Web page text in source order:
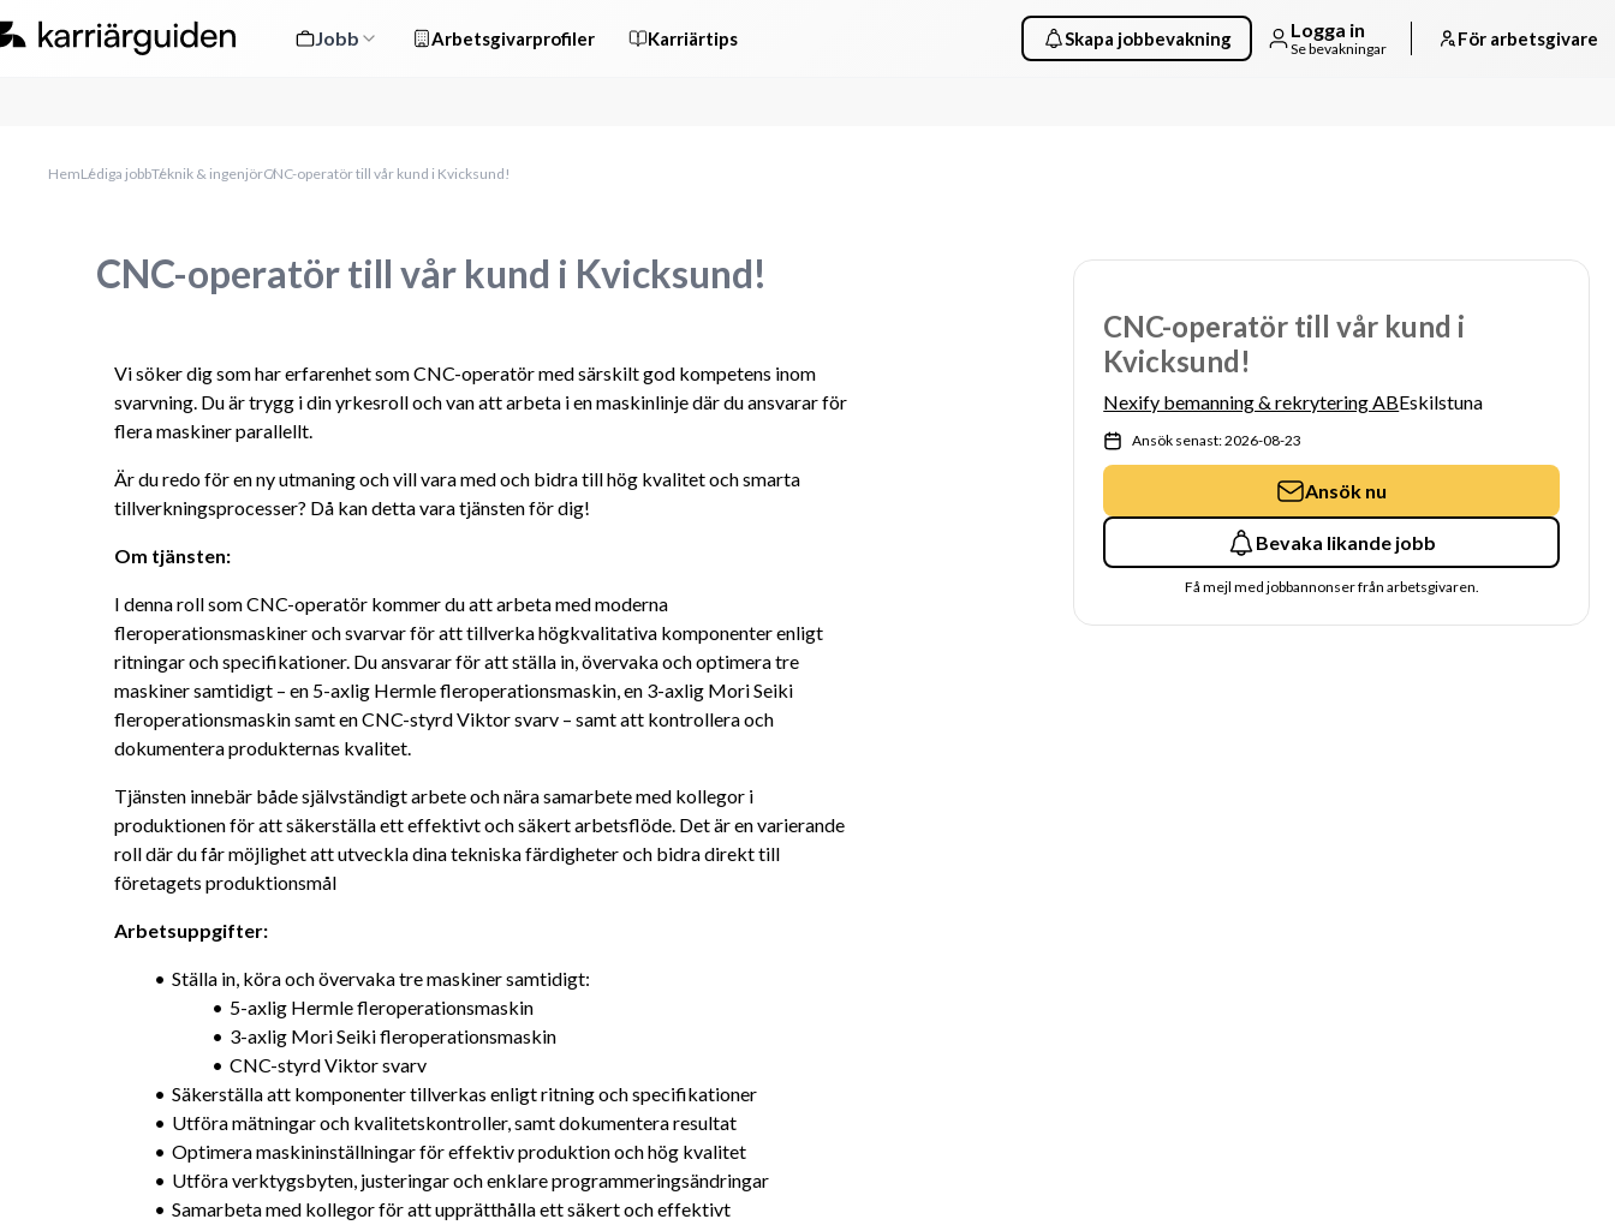
Jobb Arbetsgivarprofiler Karriärtips Skapa jobbevakning Logga in
Se bevakningar För arbetsgivare
HemLediga jobbTeknik & ingenjörCNC-operatör till vår kund i Kvicksund!
CNC-operatör till vår kund i Kvicksund!
Vi söker dig som har erfarenhet som CNC-operatör med särskilt god kompetens inom
svarvning. Du är trygg i din yrkesroll och van att arbeta i en maskinlinje där du ansvarar för
flera maskiner parallellt.
Är du redo för en ny utmaning och vill vara med och bidra till hög kvalitet och smarta
tillverkningsprocesser? Då kan detta vara tjänsten för dig!
Om tjänsten:
I denna roll som CNC-operatör kommer du att arbeta med moderna
fleroperationsmaskiner och svarvar för att tillverka högkvalitativa komponenter enligt
ritningar och specifikationer. Du ansvarar för att ställa in, övervaka och optimera tre
maskiner samtidigt – en 5-axlig Hermle fleroperationsmaskin, en 3-axlig Mori Seiki
fleroperationsmaskin samt en CNC-styrd Viktor svarv – samt att kontrollera och
dokumentera produkternas kvalitet.
Tjänsten innebär både självständigt arbete och nära samarbete med kollegor i
produktionen för att säkerställa ett effektivt och säkert arbetsflöde. Det är en varierande
roll där du får möjlighet att utveckla dina tekniska färdigheter och bidra direkt till
företagets produktionsmål
Arbetsuppgifter:
Ställa in, köra och övervaka tre maskiner samtidigt:
5-axlig Hermle fleroperationsmaskin
3-axlig Mori Seiki fleroperationsmaskin
CNC-styrd Viktor svarv
Säkerställa att komponenter tillverkas enligt ritning och specifikationer
Utföra mätningar och kvalitetskontroller, samt dokumentera resultat
Optimera maskininställningar för effektiv produktion och hög kvalitet
Utföra verktygsbyten, justeringar och enklare programmeringsändringar
Samarbeta med kollegor för att upprätthålla ett säkert och effektivt
CNC-operatör till vår kund i
Kvicksund!
Nexify bemanning & rekrytering ABEskilstuna
Ansök senast: 2026-08-23
Ansök nu
Bevaka likande jobb
Få mejl med jobbannonser från arbetsgivaren.